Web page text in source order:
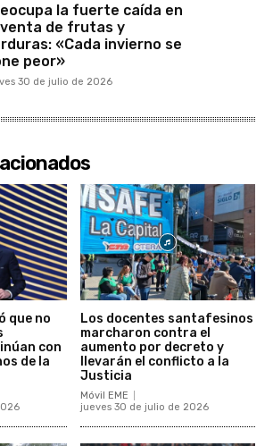
la fuerte caída en
de frutas y
«Cada invierno se
peor»
30 de julio de 2026
que no
con
de la
Los docentes santafesinos
marcharon contra el
aumento por decreto y
llevarán el conflicto a la
Justicia
Móvil EME
jueves 30 de julio de 2026